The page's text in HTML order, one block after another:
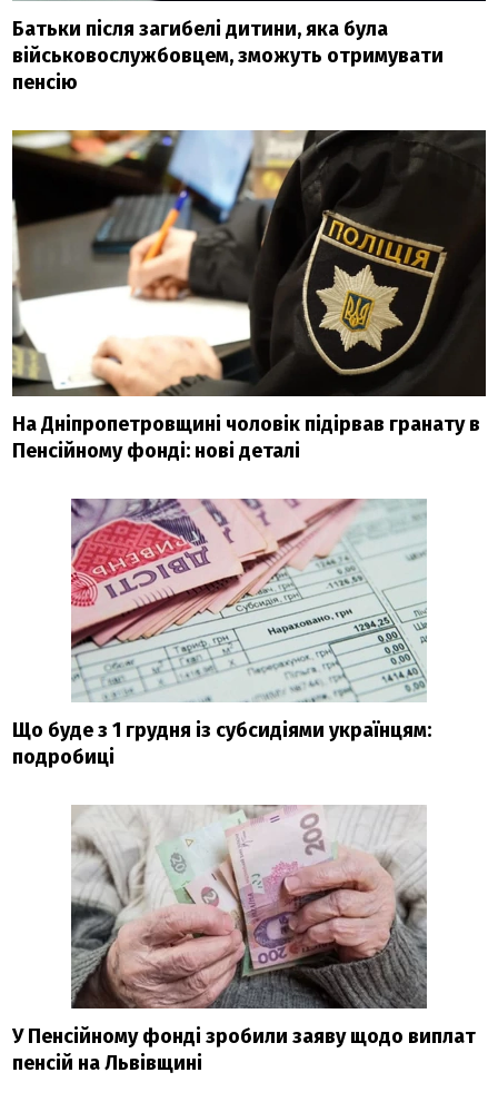
Батьки після загибелі дитини, яка була
військовослужбовцем, зможуть отримувати
пенсію
На Дніпропетровщині чоловік підірвав гранату в
Пенсійному фонді: нові деталі
Що буде з 1 грудня із субсидіями українцям:
подробиці
У Пенсійному фонді зробили заяву щодо виплат
пенсій на Львівщині